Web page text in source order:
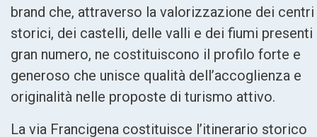
brand che, attraverso la valorizzazione dei centri
storici, dei castelli, delle valli e dei fiumi presenti
gran numero, ne costituiscono il profilo forte e
generoso che unisce qualità dell’accoglienza e
originalità nelle proposte di turismo attivo.
La via Francigena costituisce l’itinerario storico